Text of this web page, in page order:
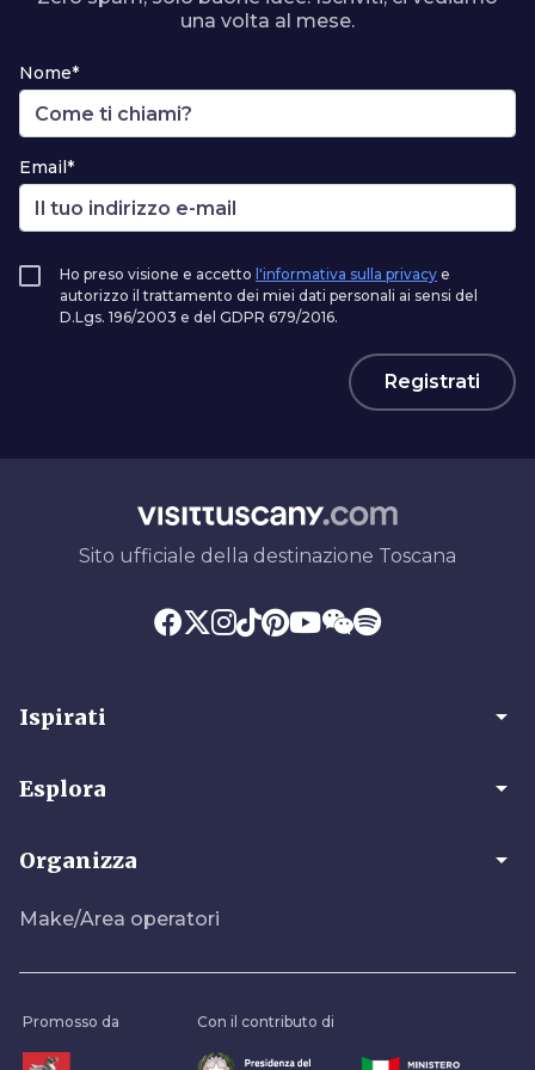
una volta al mese.
Nome*
Email*
Ho preso visione e accetto l'informativa sulla privacy e
autorizzo il trattamento dei miei dati personali ai sensi del
D.Lgs. 196/2003 e del GDPR 679/2016.
Registrati
Sito ufficiale della destinazione Toscana
Ispirati arrow_drop_down
Esplora arrow_drop_down
Organizza arrow_drop_down
Make/Area operatori
Promosso da Con il contributo di